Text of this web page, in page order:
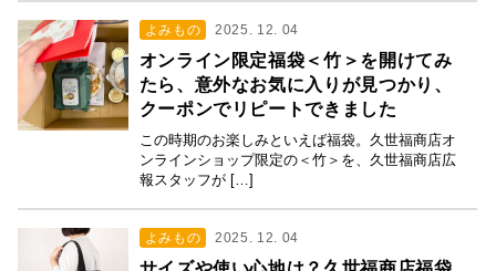
よみもの 2025. 12. 04
オンライン限定福袋＜竹＞を開けてみ
たら、意外なお気に入りが見つかり、
クーポンでリピートできました
この時期のお楽しみといえば福袋。久世福商店オ
ンラインショップ限定の＜竹＞を、久世福商店広
報スタッフが […]
よみもの 2025. 12. 04